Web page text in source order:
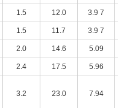
1.5 12.0 3.9 7
1.5 11.7 3.9 7
2.0 14.6 5.09
2.4 17.5 5.96
3.2 23.0 7.94